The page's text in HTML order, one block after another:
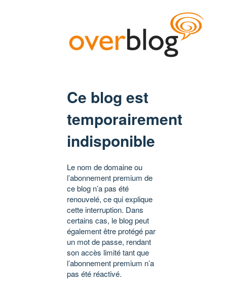
Ce blog est
temporairement
indisponible
Le nom de domaine ou
l’abonnement premium de
ce blog n’a pas été
renouvelé, ce qui explique
cette interruption. Dans
certains cas, le blog peut
également être protégé par
un mot de passe, rendant
son accès limité tant que
l’abonnement premium n’a
pas été réactivé.